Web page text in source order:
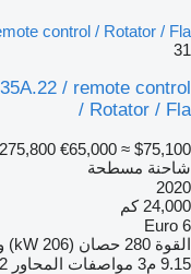
control / Rotator / Fla
31
/ remote control
/ Rotator / Fla
€65,000 ≈ $75,100
شاحنة مسطحة
2020
24,000 كم
Euro 6
القوة 280 حصان (206 kW)
9.15 م3
مواصفات المحاور